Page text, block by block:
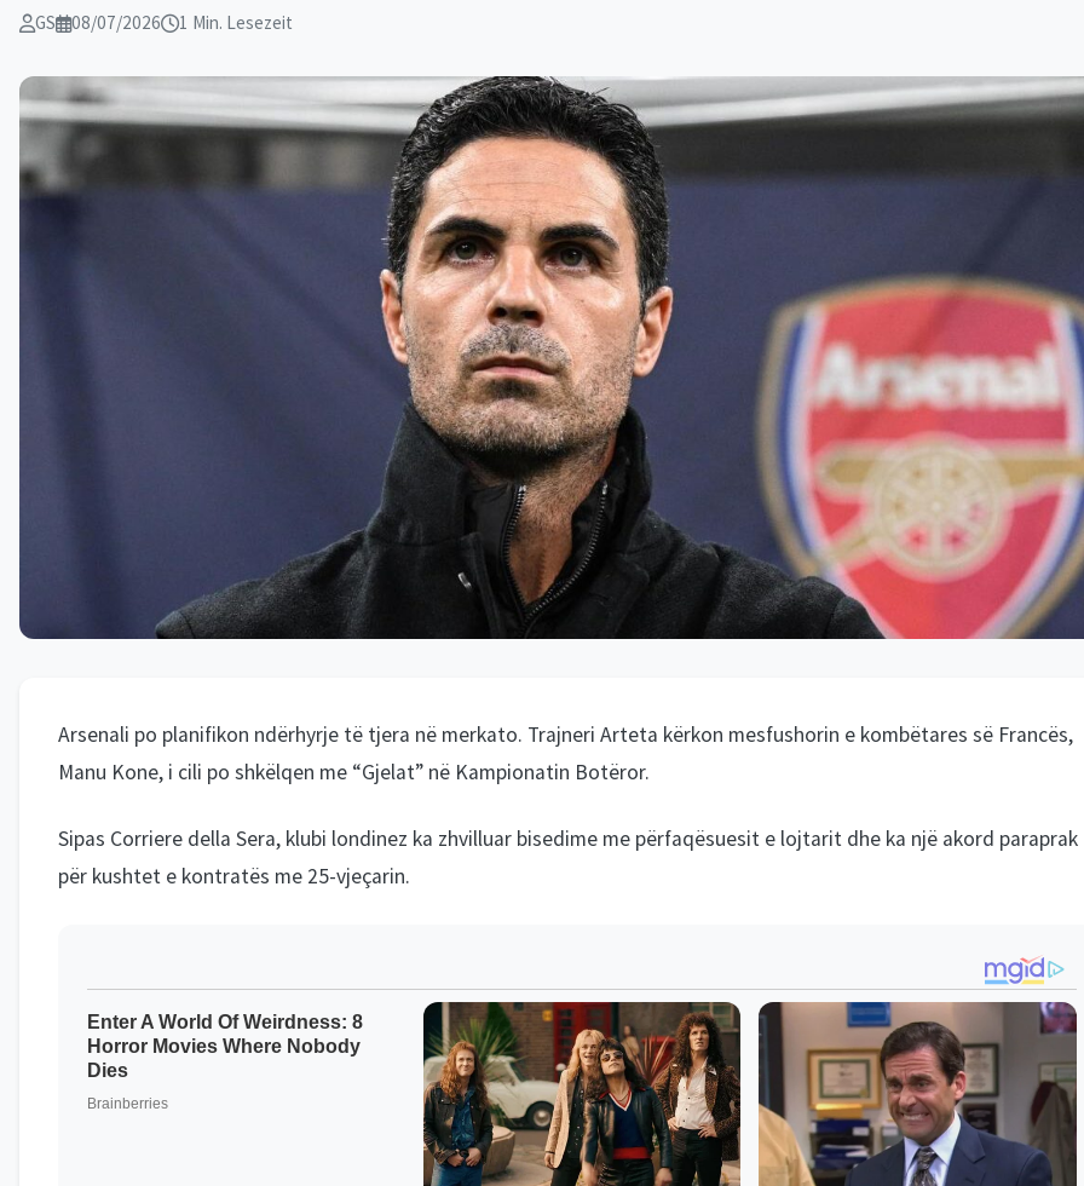
GS 08/07/2026 1 Min. Lesezeit
Arsenali po planifikon ndërhyrje të tjera në merkato. Trajneri Arteta kërkon mesfushorin e kombëtares së Francës,
Manu Kone, i cili po shkëlqen me “Gjelat” në Kampionatin Botëror.
Sipas Corriere della Sera, klubi londinez ka zhvilluar bisedime me përfaqësuesit e lojtarit dhe ka një akord paraprak
për kushtet e kontratës me 25-vjeçarin.